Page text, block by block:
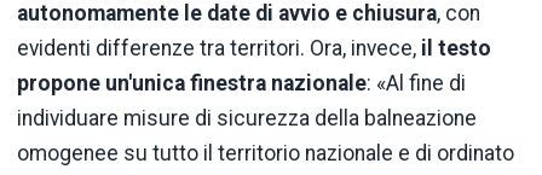
autonomamente le date di avvio e chiusura, con
evidenti differenze tra territori. Ora, invece, il testo
propone un'unica finestra nazionale: «Al fine di
individuare misure di sicurezza della balneazione
omogenee su tutto il territorio nazionale e di ordinato